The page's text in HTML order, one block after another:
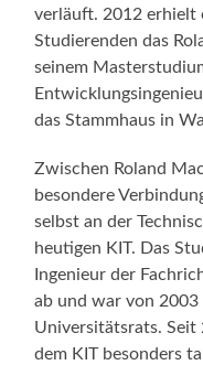
verläuft. 2012 erhielt
Studierenden das
seinem
das Stammhaus in
Zwischen Roland
besondere
selbst an der
heutigen KIT. Das
Ingenieur der
ab und war von
Universitätsrats. Seit
dem KIT besonders